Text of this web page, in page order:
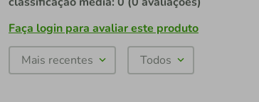
Faça login para avaliar este produto
Mais recentes Todos